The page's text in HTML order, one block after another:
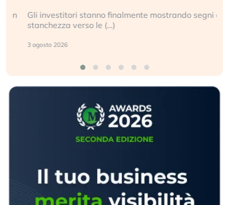
Gli investitori stanno finalmente mostrando segni di
stanchezza verso le (…)
3 agosto 2026